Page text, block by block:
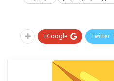
Twitter
Google+